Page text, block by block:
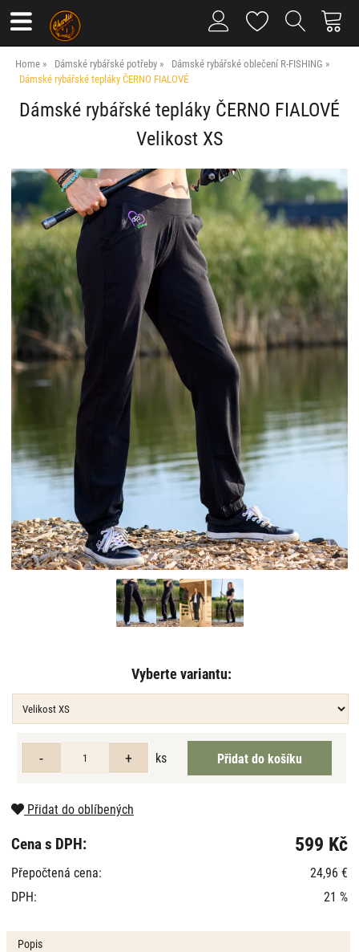
Home Dámské rybářské potřeby
Dámské rybářské oblečení R-FISHING
Dámské rybářské tepláky ČERNO FIALOVÉ
Dámské rybářské tepláky ČERNO FIALOVÉ
Velikost XS
Vyberte variantu:
ks
Přidat do oblíbených
Cena s DPH: 599 Kč
Přepočtená cena:
24,96 €
DPH:
21 %
Popis